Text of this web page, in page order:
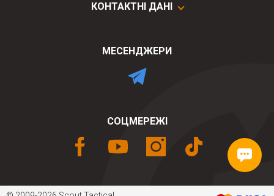
КОНТАКТНІ ДАНІ
МЕСЕНДЖЕРИ
СОЦМЕРЕЖІ